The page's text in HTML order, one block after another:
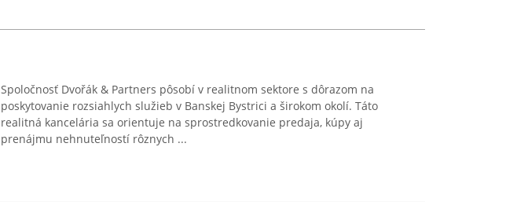
Spoločnosť Dvořák & Partners pôsobí v realitnom sektore s dôrazom na
poskytovanie rozsiahlych služieb v Banskej Bystrici a širokom okolí. Táto
realitná kancelária sa orientuje na sprostredkovanie predaja, kúpy aj
prenájmu nehnuteľností rôznych ...